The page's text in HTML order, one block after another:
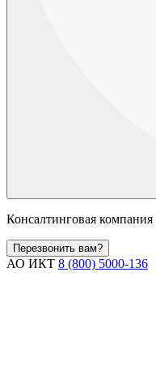
Консалтинговая компания
Перезвонить вам?
АО ИКТ 8 (800) 5000-136